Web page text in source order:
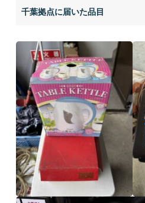
千葉拠点に届いた品目